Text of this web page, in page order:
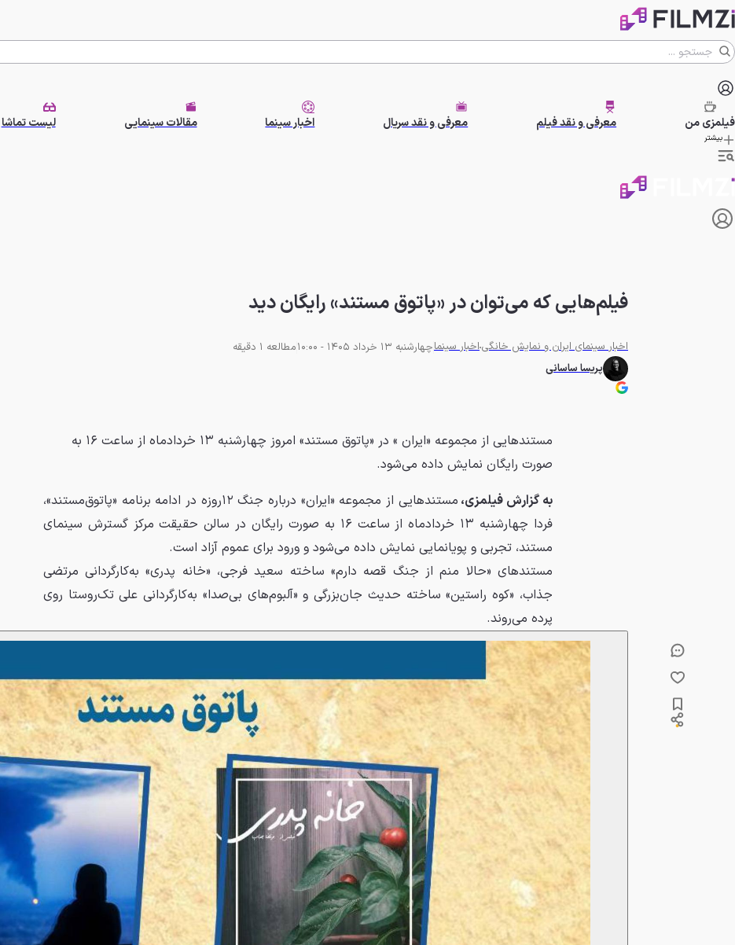
فیلمزیمن معرفی و نقد فیلم معرفی و نقد سریال اخبار سینما مقالات سینمایی لیست تماشا
بیشتر
فیلم‌هایی که ‌می‌توان در «پاتوق مستند» رایگان دید
اخبار سینمای ایران و نمایش خانگیاخبار سینماچهارشنبه 13 خرداد 1405 - 10:00
مطالعه 1 دقیقه
پریسا ساسانی
مستندهایی از مجموعه «ایران » در «پاتوق مستند» امروز چهارشنبه ۱۳ خردادماه از ساعت ۱۶ به
صورت رایگان نمایش داده می‌شود.
به گزارش فیلمزی،
مستندهایی از مجموعه «ایران» درباره جنگ ۱۲روزه در ادامه برنامه «پاتوق‌مستند»،
فردا چهارشنبه ۱۳ خردادماه از ساعت ۱۶ به صورت رایگان در سالن حقیقت مرکز گسترش سینمای
مستند، تجربی و پویانمایی نمایش داده می‌شود و ورود برای عموم آزاد است.
مستندهای «حالا منم از جنگ قصه دارم» ساخته سعید فرجی، «خانه پدری» به‌کارگردانی مرتضی
جذاب، «کوه راستین» ساخته حدیث جان‌بزرگی و «آلبوم‌های بی‌صدا» به‌کارگردانی علی تک‌روستا روی
پرده می‌روند.